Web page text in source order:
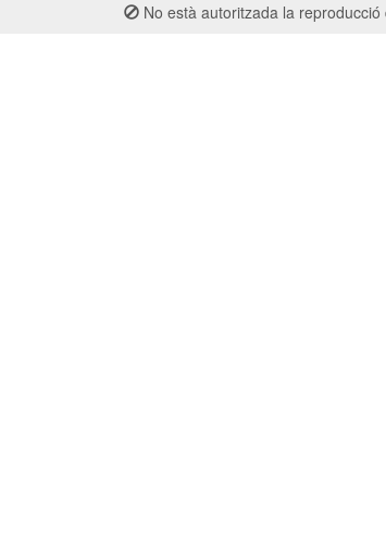
No està autoritzada la